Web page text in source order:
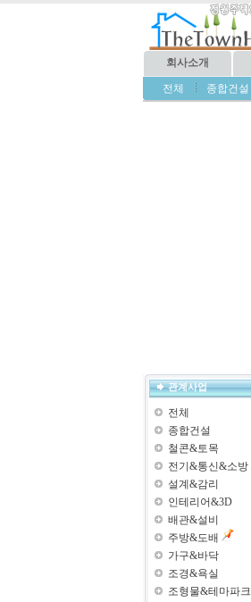
회사소개
전체 종합건설
관계사업
전체
종합건설
철콘&토목
전기&통신&소방
설계&감리
인테리어&3D
배관&설비
주방&도배
가구&바닥
조경&욕실
조형물&테마파크